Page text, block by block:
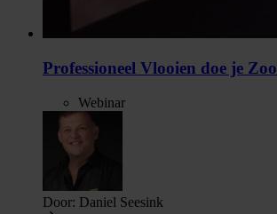
Professioneel Vlooien doe je Zoo
Webinar
Door: Daniel Seesink